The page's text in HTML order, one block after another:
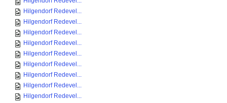
Hilgendorf Redevel...
Hilgendorf Redevel...
Hilgendorf Redevel...
Hilgendorf Redevel...
Hilgendorf Redevel...
Hilgendorf Redevel...
Hilgendorf Redevel...
Hilgendorf Redevel...
Hilgendorf Redevel...